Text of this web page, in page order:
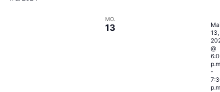
MO.
13
13,
@
-